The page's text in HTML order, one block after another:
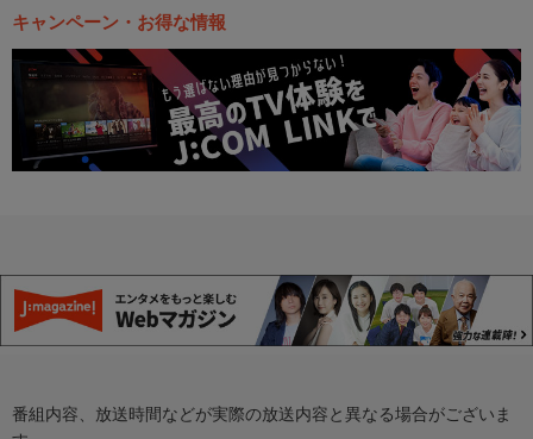
キャンペーン・お得な情報
番組内容、放送時間などが実際の放送内容と異なる場合がございま